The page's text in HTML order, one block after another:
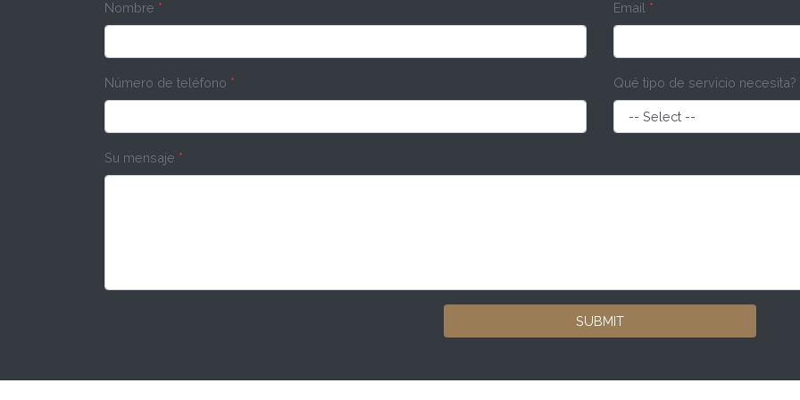
Nombre *
Número de teléfono *
Email *
Qué tipo de servicio necesita?
Su mensaje *
SUBMIT